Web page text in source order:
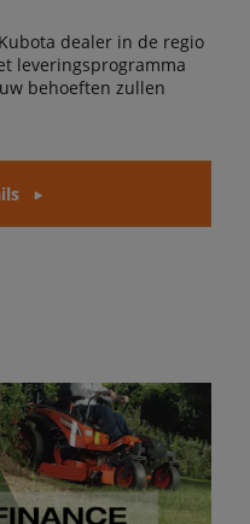
dealer in de regio
leveringsprogramma
behoeften zullen